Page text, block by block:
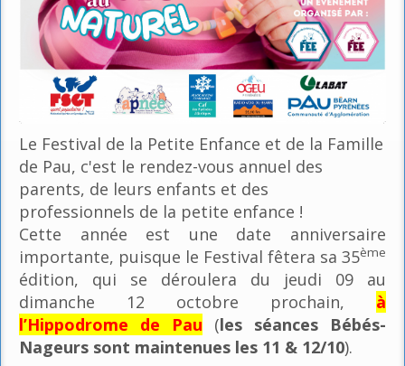
Le Festival de la Petite Enfance et de la Famille
de Pau, c'est le rendez-vous annuel des
parents, de leurs enfants et des
professionnels de la petite enfance !
Cette année est une date anniversaire
importante, puisque le Festival fêtera sa 35ème
édition, qui se déroulera du jeudi 09 au
dimanche 12 octobre prochain, à
l’Hippodrome de Pau (les séances Bébés-
Nageurs sont maintenues les 11 & 12/10).